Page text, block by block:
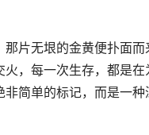
片无垠的金黄便扑面
，每一次生存，都是
简单的标记，而是一种